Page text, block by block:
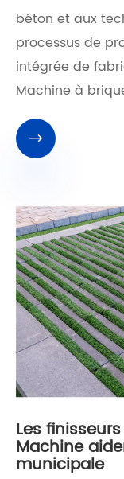
béton et aux
processus de
intégrée de
Machine à

Les
Machine
municipale